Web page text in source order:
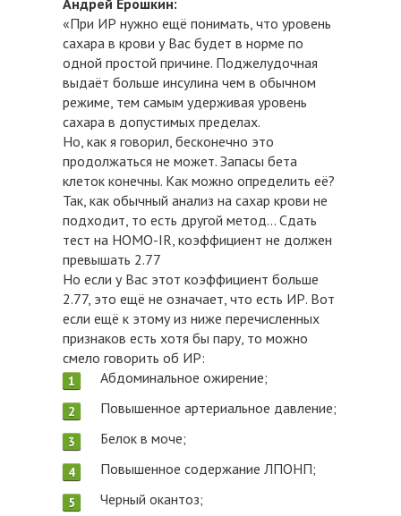
«При ИР нужно ещё понимать, что уровень
сахара в крови у Вас будет в норме по
одной простой причине. Поджелудочная
выдаёт больше инсулина чем в обычном
режиме, тем самым удерживая уровень
сахара в допустимых пределах.
Но, как я говорил, бесконечно это
продолжаться не может. Запасы бета
клеток конечны. Как можно определить её?
Так, как обычный анализ на сахар крови не
подходит, то есть другой метод... Сдать
тест на HOMO-IR, коэффициент не должен
превышать 2.77
Но если у Вас этот коэффициент больше
2.77, это ещё не означает, что есть ИР. Вот
если ещё к этому из ниже перечисленных
признаков есть хотя бы пару, то можно
смело говорить об ИР:
Абдоминальное ожирение;
Повышенное артериальное давление;
Белок в моче;
Повышенное содержание ЛПОНП;
Черный окантоз;